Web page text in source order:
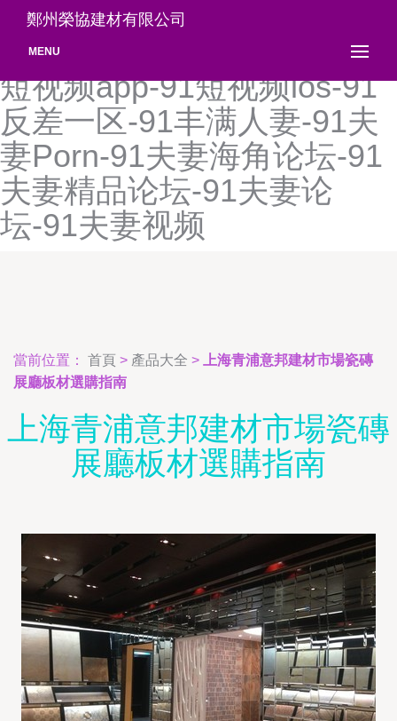
91豆花网页免费-91豆花永
久网站-91独家福利在线-91
短视频app-91短视频ios-91
反差一区-91丰满人妻-91夫
妻Porn-91夫妻海角论坛-91
夫妻精品论坛-91夫妻论
坛-91夫妻视频
鄭州榮協建材有限公司
MENU
當前位置： 首頁 > 產品大全 >
上海青浦意邦建材市場瓷磚
展廳板材選購指南
上海青浦意邦建材市場瓷磚
展廳板材選購指南